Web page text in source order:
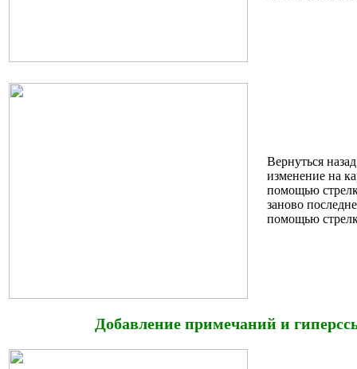
Вернуться
изменение на
помощью
заново
помощью
Добавление примечаний и